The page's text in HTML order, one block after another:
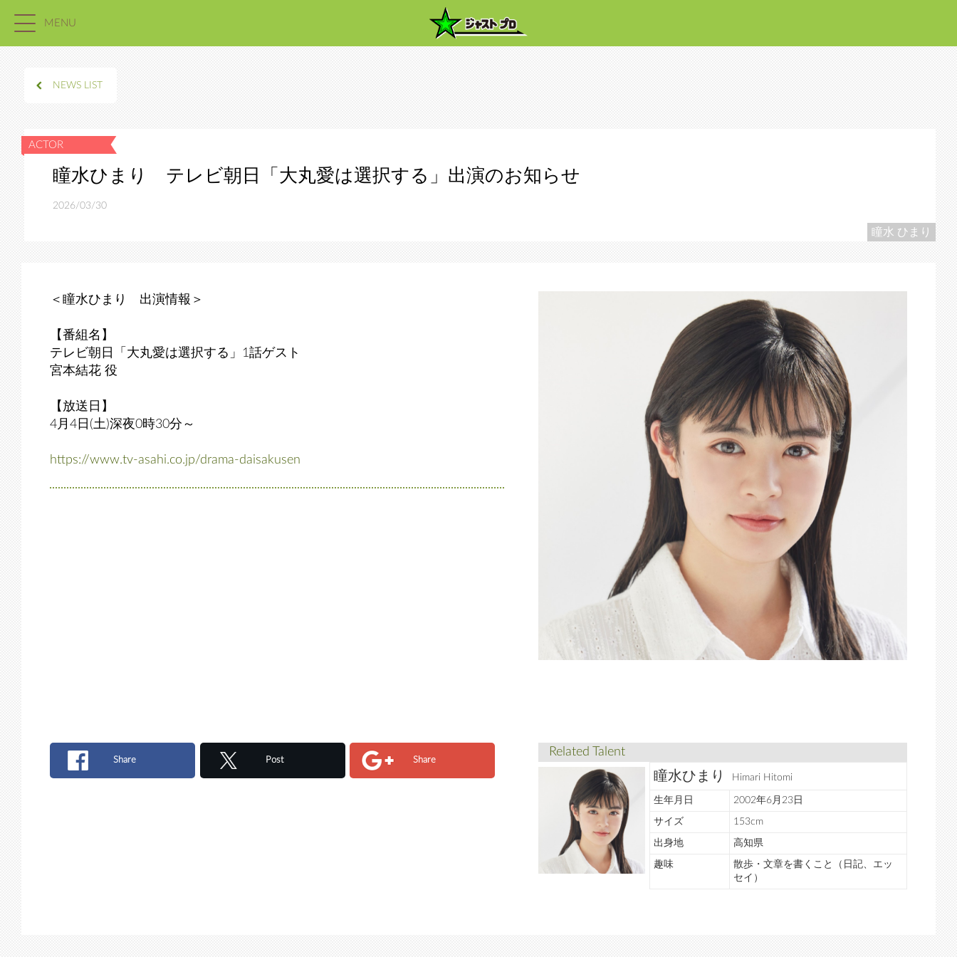
MENU
NEWS LIST
瞳水ひまり テレビ朝日「大丸愛は選択する」出演のお知らせ
2026/03/30
瞳水 ひまり
＜瞳水ひまり 出演情報＞
【番組名】
テレビ朝日「大丸愛は選択する」1話ゲスト
宮本結花 役
【放送日】
4月4日(土)深夜0時30分～
https://www.tv-asahi.co.jp/drama-daisakusen
Share Post Share
Related Talent
瞳水ひまり Himari Hitomi
生年月日 2002年6月23日
サイズ 153cm
出身地 高知県
趣味
散歩・文章を書くこと（日記、エッ
セイ）